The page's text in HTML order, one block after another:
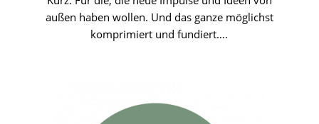
außen haben wollen. Und das ganze möglichst
komprimiert und fundiert….